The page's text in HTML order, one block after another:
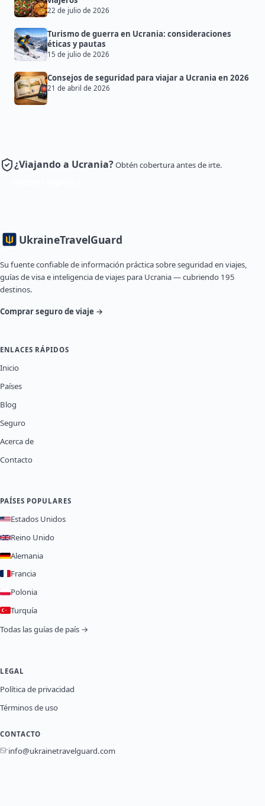
22 de julio de 2026
Turismo de guerra en Ucrania: consideraciones
éticas y pautas
15 de julio de 2026
Consejos de seguridad para viajar a Ucrania en 2026
21 de abril de 2026
¿Viajando a Ucrania?Obtén cobertura antes de irte.
UkraineTravelGuard
Su fuente confiable de información práctica sobre seguridad en viajes,
guías de visa e inteligencia de viajes para Ucrania — cubriendo 195
destinos.
Comprar seguro de viaje →
ENLACES RÁPIDOS
Inicio
Países
Blog
Seguro
Acerca de
Contacto
PAÍSES POPULARES
Estados Unidos
Reino Unido
Alemania
Francia
Polonia
Turquía
Todas las guías de país →
LEGAL
Política de privacidad
Términos de uso
CONTACTO
info@ukrainetravelguard.com